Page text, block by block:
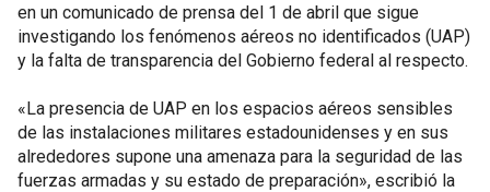
en un comunicado de prensa del 1 de abril que sigue
investigando los fenómenos aéreos no identificados (UAP)
y la falta de transparencia del Gobierno federal al respecto.
«La presencia de UAP en los espacios aéreos sensibles
de las instalaciones militares estadounidenses y en sus
alrededores supone una amenaza para la seguridad de las
fuerzas armadas y su estado de preparación», escribió la